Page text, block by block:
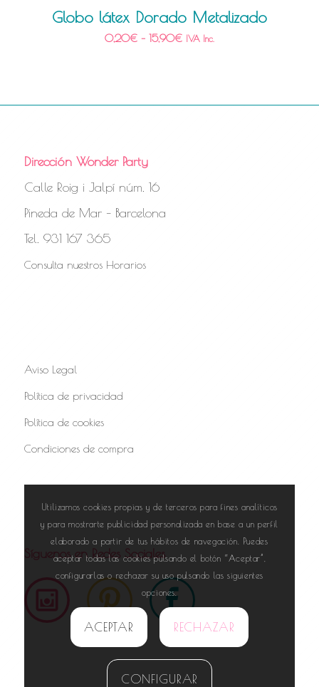
Globo látex Dorado Metalizado
0,20€– 15,90€ IVA Inc.
Dirección Wonder Party
Calle Roig i Jalpí núm. 16
Pineda de Mar – Barcelona
Tel. 931 167 365
Consulta nuestros Horarios
Aviso Legal
Política de privacidad
Política de cookies
Condiciones de compra
Síguenos en Redes Sociales
Utilizamos cookies propias y de terceros para fines analíticos
y para mostrarte publicidad personalizada en base a un perfil
elaborado a partir de tus hábitos de navegación. Puedes
aceptar todas las cookies pulsando el botón “Aceptar”,
configurarlas o rechazar su uso pulsando las siguientes
opciones.
ACEPTAR RECHAZAR
CONFIGURAR